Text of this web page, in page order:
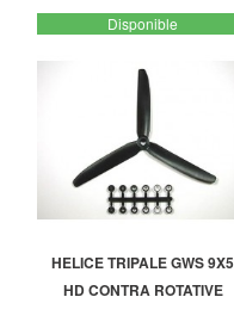
Disponible
HELICE TRIPALE GWS 9X5
HD CONTRA ROTATIVE